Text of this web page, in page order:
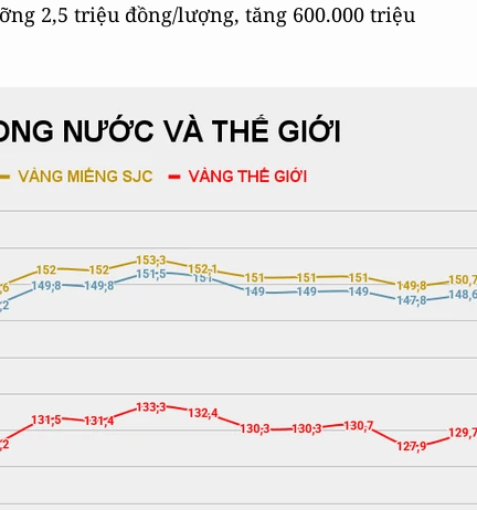
2,5 triệu đồng/lượng, tăng 600.000 triệu